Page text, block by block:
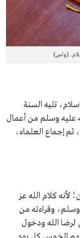
(واس)
تليه السنة
عليه وسلم من أعمال
ثم إجماع العلماء،
لأنه كلام الله عز
وقراءته من
لرضا الله ودخول